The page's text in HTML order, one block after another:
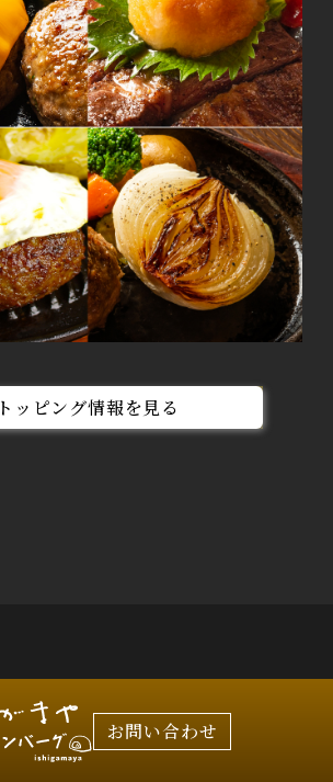
トッピング情報を見る
お問い合わせ